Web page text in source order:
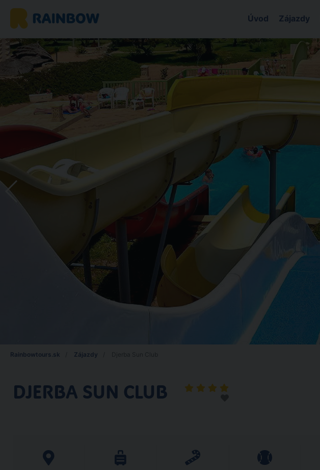
Úvod Zájazdy
Rainbowtours.sk Zájazdy
DJERBA SUN CLUB